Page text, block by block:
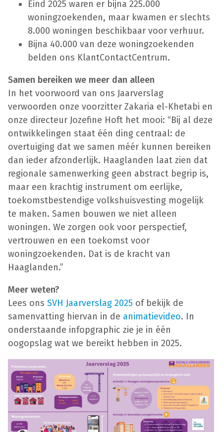
Eind 2025 waren er bijna 225.000
woningzoekenden, maar kwamen er slechts
8.000 woningen beschikbaar voor verhuur.
Bijna 40.000 van deze woningzoekenden
belden ons KlantContactCentrum.
Samen bereiken we meer dan alleen
In het voorwoord van ons Jaarverslag
verwoorden onze voorzitter Zakaria el-Khetabi en
onze directeur Jozefine Hoft het mooi: “Bij al deze
ontwikkelingen staat één ding centraal: de
overtuiging dat we samen méér kunnen bereiken
dan ieder afzonderlijk. Haaglanden laat zien dat
regionale samenwerking geen abstract begrip is,
maar een krachtig instrument om eerlijke,
toekomstbestendige volkshuisvesting mogelijk
te maken. Samen bouwen we niet alleen
woningen. We zorgen ook voor perspectief,
vertrouwen en een toekomst voor
woningzoekenden. Dat is de kracht van
Haaglanden.”
Meer weten?
Lees ons SVH Jaarverslag 2025 of bekijk de
samenvatting hiervan in de animatievideo. In
onderstaande infopgraphic zie je in één
oogopslag wat we bereikt hebben in 2025.